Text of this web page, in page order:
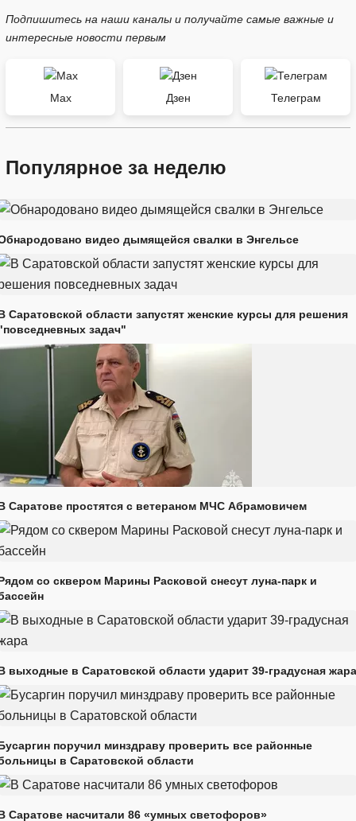
Подпишитесь на наши каналы и получайте самые важные и
интересные новости первым
Max Дзен Телеграм
Популярное за неделю
видео дымящейся свалки в Энгельсе
Саратовской области запустят женские курсы для решения
задач"
Саратове простятся с ветераном МЧС Абрамовичем
со сквером Марины Расковой снесут луна-парк и
выходные в Саратовской области ударит 39-градусная жара
поручил минздраву проверить все районные
в Саратовской области
Саратове насчитали 86 «умных светофоров»